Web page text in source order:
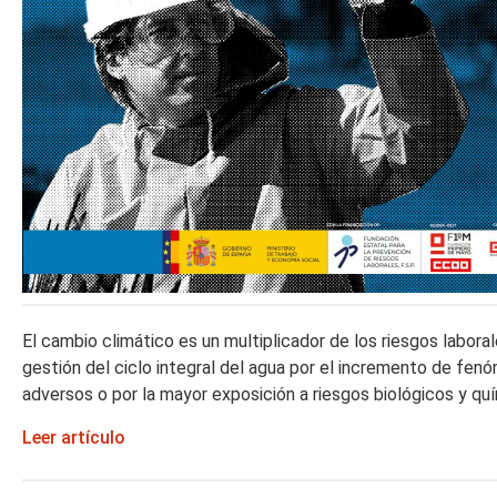
El cambio climático es un multiplicador de los riesgos
gestión del ciclo integral del agua por el incremento de
adversos o por la mayor exposición a riesgos biológicos y
Leer artículo